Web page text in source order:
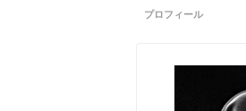
プロフィール